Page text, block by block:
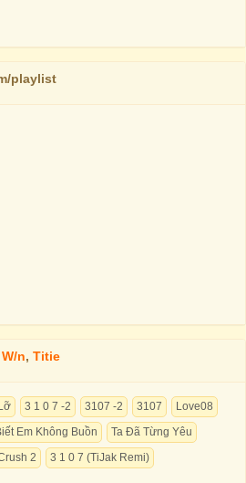
playlist
W/n, Titie
3 1 0 7 -2 3107 -2 3107
Love08
Em Không Buồn
Ta Đã Từng Yêu
2 3 1 0 7 (TiJak Remi)